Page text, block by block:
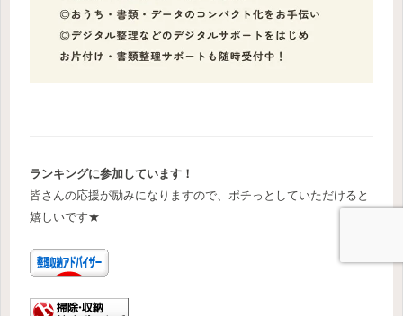
ランキングに参加しています！
皆さんの応援が励みになりますので、ポチっとしていただけると
嬉しいです★